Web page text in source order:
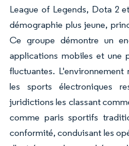
League of Legends, Dota 2
démographie plus jeune,
Ce groupe démontre un
applications mobiles et une
fluctuantes.
les sports électroniques
juridictions les classant
comme paris sportifs
conformité, conduisant les